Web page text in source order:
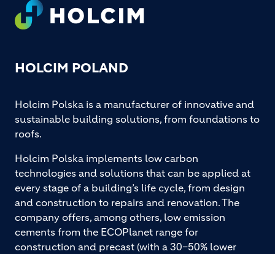
Footer
HOLCIM POLAND
Holcim Polska is a manufacturer of innovative and
sustainable building solutions, from foundations to
roofs.
Holcim Polska implements low carbon
technologies and solutions that can be applied at
every stage of a building’s life cycle, from design
and construction to repairs and renovation. The
company offers, among others, low emission
cements from the ECOPlanet range for
construction and precast (with a 30–50% lower